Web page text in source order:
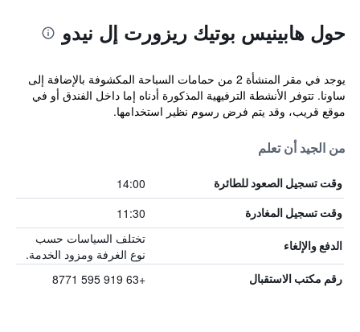
حول هابينيس بوتيك ريزورت إل نيدو
يوجد في مقر المنشأة 2 من حمامات السباحة المكشوفة بالإضافة إلى
ساونا. تتوفر الأنشطة الترفيهية المذكورة أدناه إما داخل الفندق أو في
موقع قريب، وقد يتم فرض رسوم نظير استخدامها.
من الجيد أن تعلم
وقت تسجيل الصعود للطائرة 14:00
وقت تسجيل المغادرة 11:30
الدفع والإلغاء
تختلف السياسات حسب
نوع الغرفة ومزود الخدمة.
رقم مكتب الاستقبال +63 919 595 8771